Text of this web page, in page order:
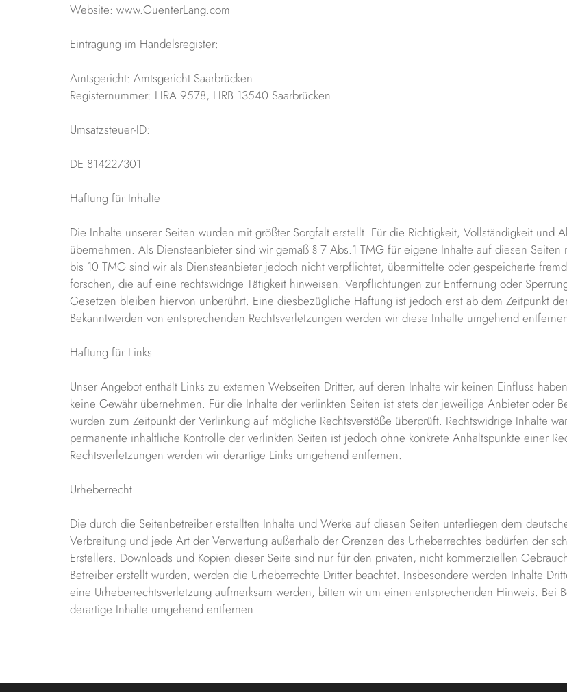
Website: www.GuenterLang.com
Eintragung im Handelsregister:
Amtsgericht: Amtsgericht Saarbrücken
Registernummer: HRA 9578, HRB 13540 Saarbrücken
Umsatzsteuer-ID:
DE 814227301
Haftung für Inhalte
Die Inhalte unserer Seiten wurden mit größter Sorgfalt erstellt. Für die Richtigkeit, Vollständigkeit und
übernehmen. Als Diensteanbieter sind wir gemäß § 7 Abs.1 TMG für eigene Inhalte auf diesen
bis 10 TMG sind wir als Diensteanbieter jedoch nicht verpflichtet, übermittelte oder gespeicherte
forschen, die auf eine rechtswidrige Tätigkeit hinweisen. Verpflichtungen zur Entfernung oder
Gesetzen bleiben hiervon unberührt. Eine diesbezügliche Haftung ist jedoch erst ab dem Zeitpunkt
Bekanntwerden von entsprechenden Rechtsverletzungen werden wir diese Inhalte umgehend
Haftung für Links
Unser Angebot enthält Links zu externen Webseiten Dritter, auf deren Inhalte wir keinen Einfluss
keine Gewähr übernehmen. Für die Inhalte der verlinkten Seiten ist stets der jeweilige Anbieter oder
wurden zum Zeitpunkt der Verlinkung auf mögliche Rechtsverstöße überprüft. Rechtswidrige Inhalte
permanente inhaltliche Kontrolle der verlinkten Seiten ist jedoch ohne konkrete Anhaltspunkte einer
Rechtsverletzungen werden wir derartige Links umgehend entfernen.
Urheberrecht
Die durch die Seitenbetreiber erstellten Inhalte und Werke auf diesen Seiten unterliegen dem
Verbreitung und jede Art der Verwertung außerhalb der Grenzen des Urheberrechtes bedürfen der
Erstellers. Downloads und Kopien dieser Seite sind nur für den privaten, nicht kommerziellen
Betreiber erstellt wurden, werden die Urheberrechte Dritter beachtet. Insbesondere werden Inhalte
eine Urheberrechtsverletzung aufmerksam werden, bitten wir um einen entsprechenden Hinweis. Bei
derartige Inhalte umgehend entfernen.